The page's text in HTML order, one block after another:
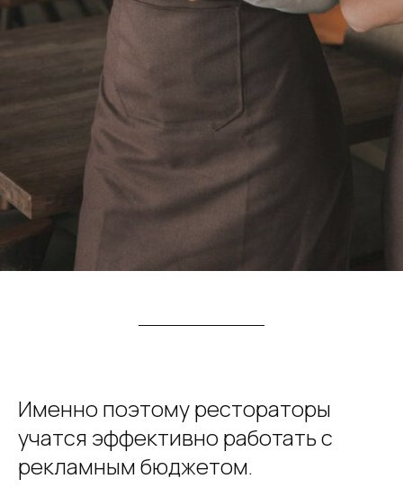
Именно поэтому рестораторы
учатся эффективно работать с
рекламным бюджетом.